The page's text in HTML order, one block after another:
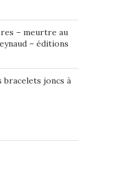
– meurtre au
– éditions
bracelets joncs à